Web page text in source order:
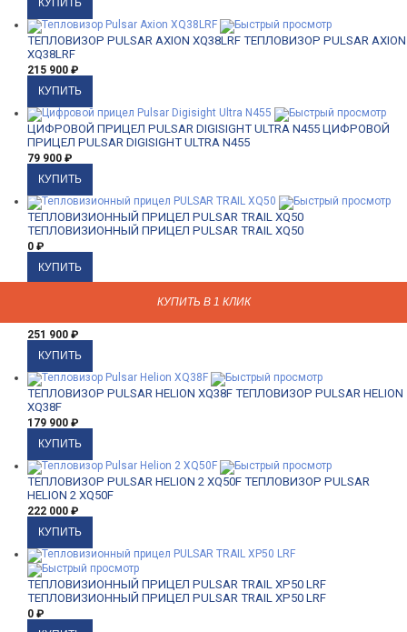
КУПИТЬ В 1 КЛИК
КУПИТЬ В 1 КЛИК
КУПИТЬ В 1 КЛИК
КУПИТЬ В 1 КЛИК
КУПИТЬ В 1 КЛИК
КУПИТЬ В 1 КЛИК
КУПИТЬ В 1 КЛИК
ТЕПЛОВИЗОР PULSAR AXION XQ38LRF ТЕПЛОВИЗОР PULSAR AXION
XQ38LRF
215 900 ₽
КУПИТЬ В 1 КЛИК
ЦИФРОВОЙ ПРИЦЕЛ PULSAR DIGISIGHT ULTRA N455 ЦИФРОВОЙ
ПРИЦЕЛ PULSAR DIGISIGHT ULTRA N455
79 900 ₽
КУПИТЬ В 1 КЛИК
ТЕПЛОВИЗИОННЫЙ ПРИЦЕЛ PULSAR TRAIL XQ50
ТЕПЛОВИЗИОННЫЙ ПРИЦЕЛ PULSAR TRAIL XQ50
0 ₽
КУПИТЬ В 1 КЛИК
ТЕПЛОВИЗОР PULSAR HELION XP38 ТЕПЛОВИЗОР PULSAR HELION
251 900 ₽
КУПИТЬ В 1 КЛИК
ТЕПЛОВИЗОР PULSAR HELION XQ38F ТЕПЛОВИЗОР PULSAR HELION
XQ38F
179 900 ₽
КУПИТЬ В 1 КЛИК
ТЕПЛОВИЗОР PULSAR HELION 2 XQ50F ТЕПЛОВИЗОР PULSAR
HELION 2 XQ50F
222 000 ₽
КУПИТЬ В 1 КЛИК
ТЕПЛОВИЗИОННЫЙ ПРИЦЕЛ PULSAR TRAIL XP50 LRF
ТЕПЛОВИЗИОННЫЙ ПРИЦЕЛ PULSAR TRAIL XP50 LRF
0 ₽
КУПИТЬ В 1 КЛИК